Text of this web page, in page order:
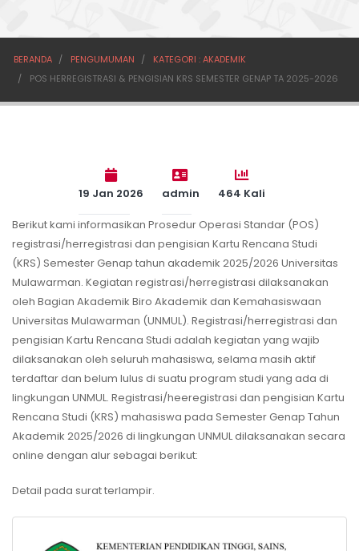
BERANDA PENGUMUMAN
KATEGORI : AKADEMIK
POS HERREGISTRASI & PENGISIAN KRS SEMESTER GENAP TA 2025-2026
19 Jan 2026 admin 464 Kali
Berikut kami informasikan Prosedur Operasi Standar (POS)
registrasi/herregistrasi dan pengisian Kartu Rencana Studi
(KRS) Semester Genap tahun akademik 2025/2026 Universitas
Mulawarman. Kegiatan registrasi/herregistrasi dilaksanakan
oleh Bagian Akademik Biro Akademik dan Kemahasiswaan
Universitas Mulawarman (UNMUL). Registrasi/herregistrasi dan
pengisian Kartu Rencana Studi adalah kegiatan yang wajib
dilaksanakan oleh seluruh mahasiswa, selama masih aktif
terdaftar dan belum lulus di suatu program studi yang ada di
lingkungan UNMUL. Registrasi/heeregistrasi dan pengisian Kartu
Rencana Studi (KRS) mahasiswa pada Semester Genap Tahun
Akademik 2025/2026 di lingkungan UNMUL dilaksanakan secara
online dengan alur sebagai berikut:
Detail pada surat terlampir.